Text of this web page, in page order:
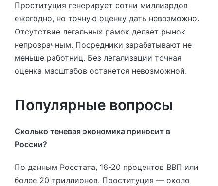
Проституция генерирует сотни миллиардов
ежегодно, но точную оценку дать невозможно.
Отсутствие легальных рамок делает рынок
непрозрачным. Посредники зарабатывают не
меньше работниц. Без легализации точная
оценка масштабов останется невозможной.
Популярные вопросы
Сколько теневая экономика приносит в
России?
По данным Росстата, 16-20 процентов ВВП или
более 20 триллионов. Проституция — около